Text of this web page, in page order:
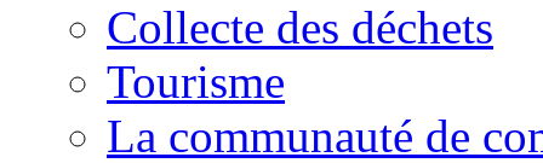
Collecte des déchets
Tourisme
La communauté de